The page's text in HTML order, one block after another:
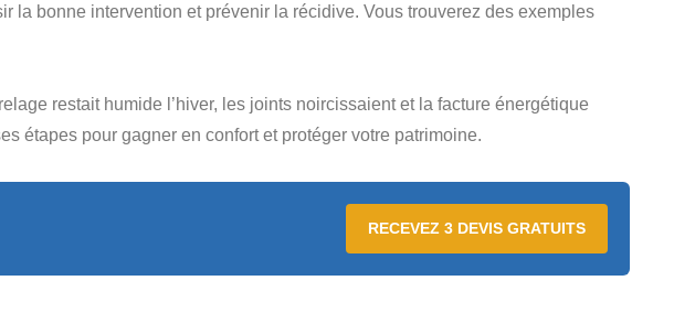
la bonne intervention et prévenir la récidive. Vous trouverez des exemples
restait humide l’hiver, les joints noircissaient et la facture énergétique
étapes pour gagner en confort et protéger votre patrimoine.
RECEVEZ 3 DEVIS GRATUITS